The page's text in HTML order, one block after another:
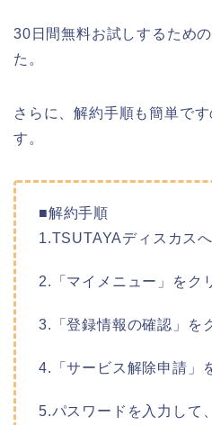
30日間無料お試しするため
た。
さらに、解約手順も簡単で
す。
■解約手順
1.TSUTAYAディスカス
2.「マイメニュー」をク
3.「登録情報の確認」を
4.「サービス解除申請」
5.パスワードを入力して